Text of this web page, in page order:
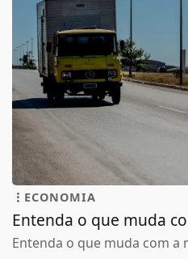
ECONOMIA
Entenda o que muda
Entenda o que muda com a